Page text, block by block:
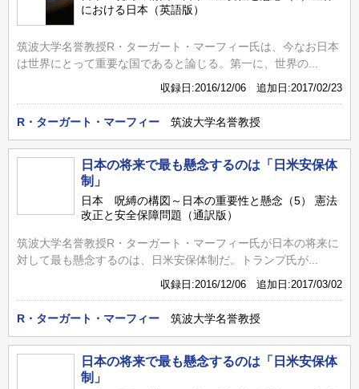
における日本（英語版）
筑波大学名誉教授R・ターガート・マーフィー氏は、今なお日本
は世界にとって重要な国であると論じる。第一に、世界の...
収録日:2016/12/06 追加日:2017/02/23
R・ターガート・マーフィー 筑波大学名誉教授
日本の将来で最も懸念するのは「日米安保体
制」
日本 呪縛の構図～日本の重要性と懸念（5） 憲法
改正と安全保障問題（通訳版）
筑波大学名誉教授R・ターガート・マーフィー氏が日本の将来に
対して最も懸念するのは、日米安保体制だ。トランプ氏が...
収録日:2016/12/06 追加日:2017/03/02
R・ターガート・マーフィー 筑波大学名誉教授
日本の将来で最も懸念するのは「日米安保体
制」